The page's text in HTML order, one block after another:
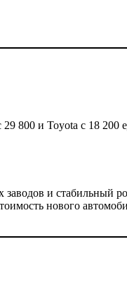
29 800 и Toyota с 18
и стабильный
нового